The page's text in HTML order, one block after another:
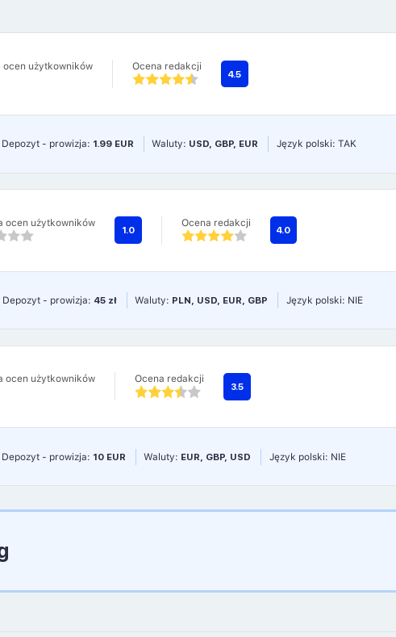
ocen użytkowników Ocena redakcji
4.5
Depozyt - prowizja: 1.99 EUR Waluty: USD, GBP, EUR Język polski: TAK
ocen użytkowników
1.0
Ocena redakcji
4.0
Depozyt - prowizja: 45 zł Waluty: PLN, USD, EUR, GBP Język polski: NIE
ocen użytkowników Ocena redakcji
3.5
Depozyt - prowizja: 10 EUR Waluty: EUR, GBP, USD Język polski: NIE